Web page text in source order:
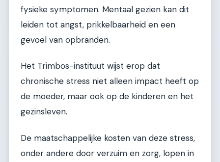
fysieke symptomen. Mentaal gezien kan dit
leiden tot angst, prikkelbaarheid en een
gevoel van opbranden.
Het Trimbos-instituut wijst erop dat
chronische stress niet alleen impact heeft op
de moeder, maar ook op de kinderen en het
gezinsleven.
De maatschappelijke kosten van deze stress,
onder andere door verzuim en zorg, lopen in